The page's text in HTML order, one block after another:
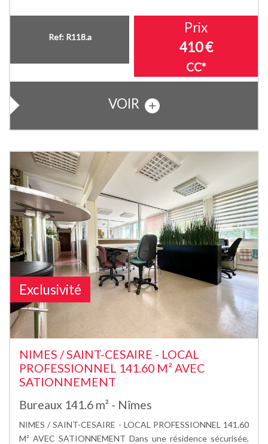
Ref: R118.a
Prix
410 €
CC*
VOIR
Exclusivité
NIMES / SAINT-CESAIRE - LOCAL
PROFESSIONNEL 141.60 M² AVEC
SATIONNEMENT
Bureaux 141.6 m² - Nîmes
NIMES / SAINT-CESAIRE - LOCAL PROFESSIONNEL 141.60
M² AVEC SATIONNEMENT Dans une résidence sécurisée,